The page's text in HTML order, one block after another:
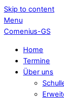
Skip to content
Menu
Comenius-GS
Home
Termine
Über uns